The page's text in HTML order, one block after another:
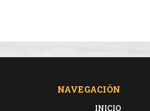
NAVEGACIÓN
INICIO